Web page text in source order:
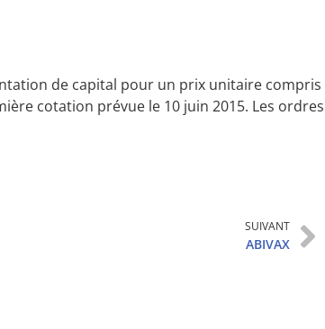
de capital pour un prix unitaire compris
cotation prévue le 10 juin 2015. Les ordres
SUIVANT
ABIVAX